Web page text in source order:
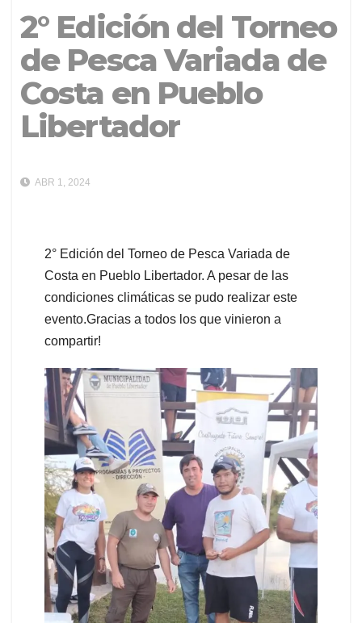
2° Edición del Torneo
de Pesca Variada de
Costa en Pueblo
Libertador
ABR 1, 2024
2° Edición del Torneo de Pesca Variada de
Costa en Pueblo Libertador. A pesar de las
condiciones climáticas se pudo realizar este
evento.Gracias a todos los que vinieron a
compartir!